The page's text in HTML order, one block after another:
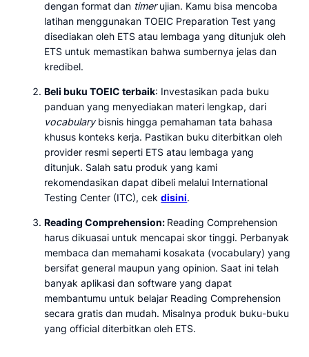
dengan format dan timerujian. Kamu bisa mencoba
latihan menggunakan TOEIC Preparation Test yang
disediakan oleh ETS atau lembaga yang ditunjuk oleh
ETS untuk memastikan bahwa sumbernya jelas dan
kredibel.
Beli buku TOEIC terbaik: Investasikan pada buku
panduan yang menyediakan materi lengkap, dari
vocabularybisnis hingga pemahaman tata bahasa
khusus konteks kerja. Pastikan buku diterbitkan oleh
provider resmi seperti ETS atau lembaga yang
ditunjuk. Salah satu produk yang kami
rekomendasikan dapat dibeli melalui International
Testing Center (ITC), cekdisini.
Reading Comprehension: Reading Comprehension
harus dikuasai untuk mencapai skor tinggi. Perbanyak
membaca dan memahami kosakata (vocabulary) yang
bersifat general maupun yang opinion. Saat ini telah
banyak aplikasi dan software yang dapat
membantumu untuk belajar Reading Comprehension
secara gratis dan mudah. Misalnya produk buku-buku
yang official diterbitkan oleh ETS.